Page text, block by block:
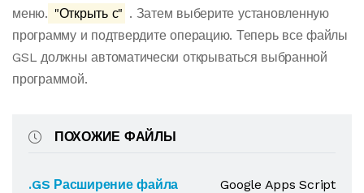
меню. "Открыть с" . Затем выберите установленную
программу и подтвердите операцию. Теперь все файлы
GSL должны автоматически открываться выбранной
программой.
ПОХОЖИЕ ФАЙЛЫ
.GS Расширение файла
Google Apps Script